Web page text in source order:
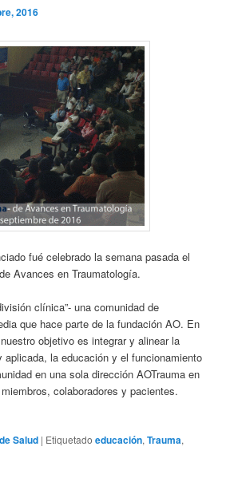
2016
fué celebrado la semana pasada el
Avances en Traumatología.
clínica”- una comunidad de
que hace parte de la fundación AO. En
objetivo es integrar y alinear la
la educación y el funcionamiento
en una sola dirección AOTrauma en
colaboradores y pacientes.
Salud | Etiquetado educación,Trauma,